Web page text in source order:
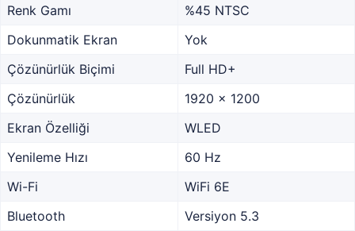
Renk Gamı
%45 NTSC
Dokunmatik Ekran
Yok
Çözünürlük Biçimi
Full HD+
Çözünürlük
1920 x 1200
Ekran Özelliği
WLED
Yenileme Hızı
60 Hz
Wi-Fi
WiFi 6E
Bluetooth
Versiyon 5.3